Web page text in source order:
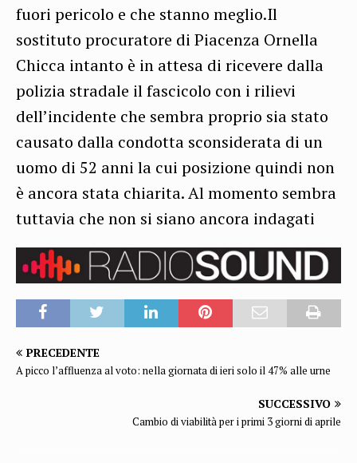
fuori pericolo e che stanno meglio.Il
sostituto procuratore di Piacenza Ornella
Chicca intanto è in attesa di ricevere dalla
polizia stradale il fascicolo con i rilievi
dell’incidente che sembra proprio sia stato
causato dalla condotta sconsiderata di un
uomo di 52 anni la cui posizione quindi non
è ancora stata chiarita. Al momento sembra
tuttavia che non si siano ancora indagati
PRECEDENTE
A picco l’affluenza al voto: nella giornata di ieri solo il 47% alle urne
SUCCESSIVO
Cambio di viabilità per i primi 3 giorni di aprile